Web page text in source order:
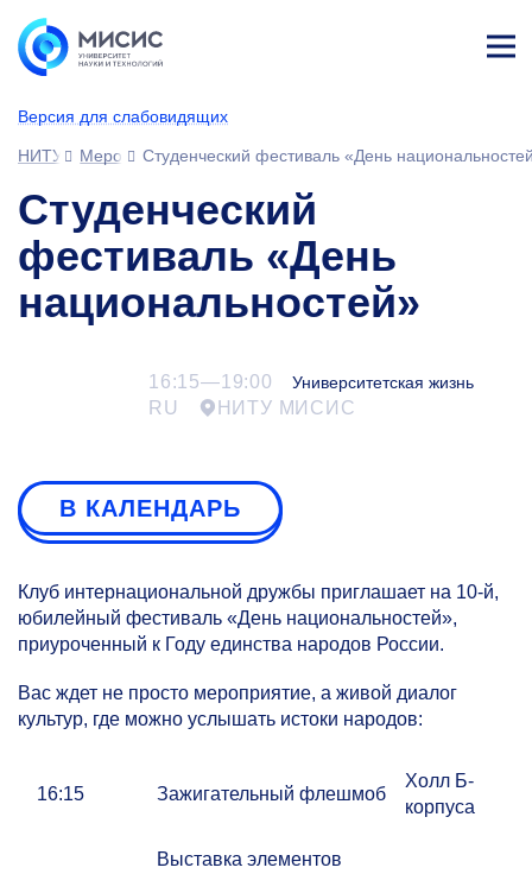
Версия для слабовидящих
ине
НИТУ МИСИСМероприятияСтуденческий фестиваль «День
Студенческий
фестиваль «День
национальностей»
16:15—19:00 Университетская жизнь
RU НИТУ МИСИС
В КАЛЕНДАРЬ
Клуб интернациональной дружбы приглашает на 10-й,
юбилейный фестиваль «День национальностей»,
приуроченный к Году единства народов России.
Вас ждет не просто мероприятие, а живой диалог
культур, где можно услышать истоки народов:
16:15 Зажигательный флешмоб
Холл Б-
корпуса
Выставка элементов